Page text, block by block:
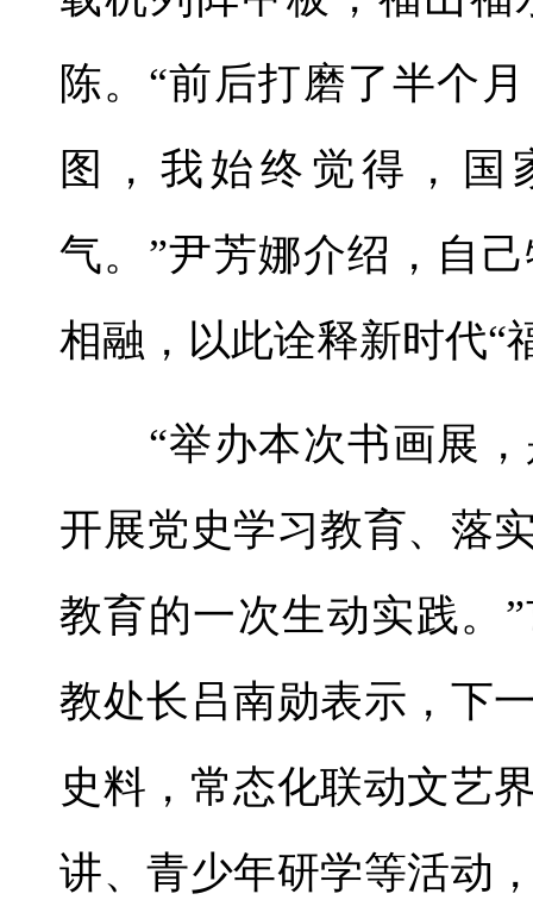
陈。“前后打磨了半个
图，我始终觉得，国
气。”尹芳娜介绍，自
相融，以此诠释新时代“
“举办本次书画展，
开展党史学习教育、落
教育的一次生动实践。
教处长吕南勋表示，下
史料，常态化联动文艺
讲、青少年研学等活动